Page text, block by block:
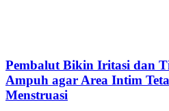
Pembalut Bikin Iritasi dan
Ampuh agar Area Intim
Menstruasi